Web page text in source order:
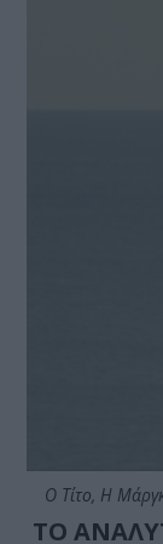
Ο Τίτο, Η
ΤΟ